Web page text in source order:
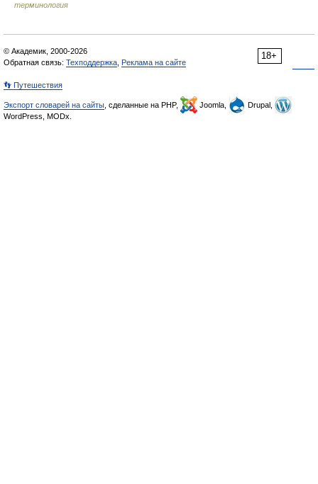
терминология
18+
© Академик, 2000-2026
Обратная связь: Техподдержка Реклама на сайте
👣 Путешествия
Экспорт словарей на сайты , сделанные на PHP, Joomla,
Drupal,
WordPress, MODx.